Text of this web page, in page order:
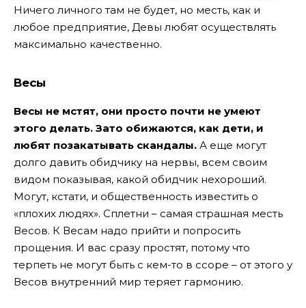
Ничего личного там не будет, но месть, как и
любое предприятие, Девы любят осуществлять
максимально качественно.
Весы
Весы не мстят, они просто почти не умеют
этого делать. Зато обижаются, как дети, и
любят позакатывать скандалы. А еще могут
долго давить обидчику на нервы, всем своим
видом показывая, какой обидчик нехороший.
Могут, кстати, и общественность известить о
«плохих людях». Сплетни – самая страшная месть
Весов. К Весам надо прийти и попросить
прощения. И вас сразу простят, потому что
терпеть не могут быть с кем-то в ссоре – от этого у
Весов внутренний мир теряет гармонию.